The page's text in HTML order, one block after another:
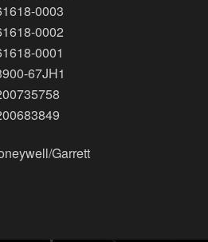
0003
0002
0001
67JH1
Garrett